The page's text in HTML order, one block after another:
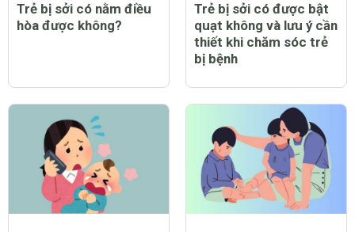
Trẻ bị sởi có nằm điều
hòa được không?
Trẻ bị sởi có được bật
quạt không và lưu ý cần
thiết khi chăm sóc trẻ
bị bệnh